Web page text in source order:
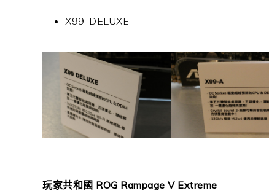
X99-DELUXE
玩家共和國 ROG Rampage V Extreme